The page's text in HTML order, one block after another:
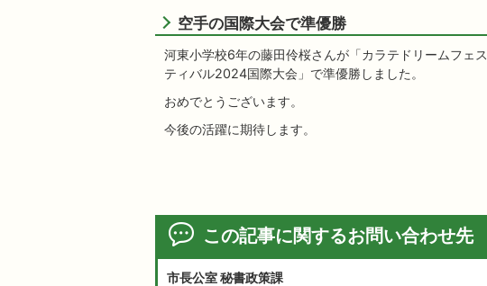
空手の国際大会で準優勝
河東小学校6年の藤田伶桜さんが「カラテドリームフェス
ティバル2024国際大会」で準優勝しました。
おめでとうございます。
今後の活躍に期待します。
この記事に関するお問い合わせ先
市長公室 秘書政策課